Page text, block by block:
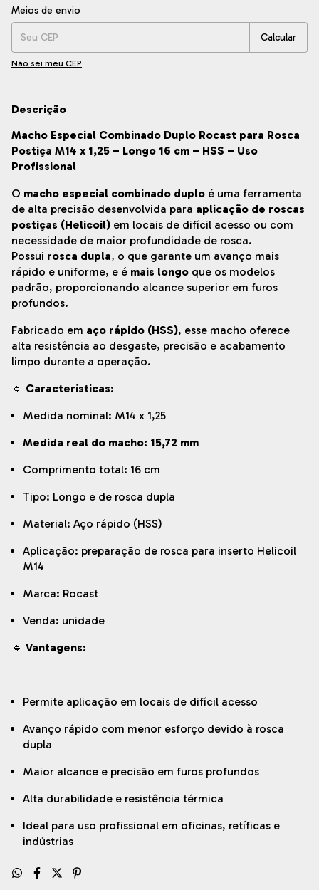
Entregas para o CEP:
Meios de envio
Calcular
Não sei meu CEP
Descrição
Macho Especial Combinado Duplo Rocast para Rosca
Postiça M14 x 1,25 – Longo 16 cm – HSS – Uso
Profissional
O macho especial combinado duplo é uma ferramenta
de alta precisão desenvolvida para aplicação de roscas
postiças (Helicoil) em locais de difícil acesso ou com
necessidade de maior profundidade de rosca.
Possui rosca dupla, o que garante um avanço mais
rápido e uniforme, e é mais longo que os modelos
padrão, proporcionando alcance superior em furos
profundos.
Fabricado em aço rápido (HSS), esse macho oferece
alta resistência ao desgaste, precisão e acabamento
limpo durante a operação.
🔹 Características:
Medida nominal: M14 x 1,25
Medida real do macho: 15,72 mm
Comprimento total: 16 cm
Tipo: Longo e de rosca dupla
Material: Aço rápido (HSS)
Aplicação: preparação de rosca para inserto Helicoil
M14
Marca: Rocast
Venda: unidade
🔹 Vantagens:
Permite aplicação em locais de difícil acesso
Avanço rápido com menor esforço devido à rosca
dupla
Maior alcance e precisão em furos profundos
Alta durabilidade e resistência térmica
Ideal para uso profissional em oficinas, retíficas e
indústrias